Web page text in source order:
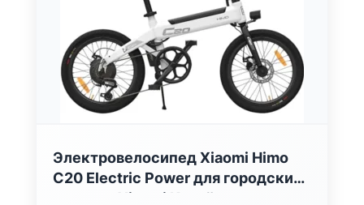
Электровелосипед Xiaomi Himo
C20 Electric Power для городских
поездок Xiaomi Китай